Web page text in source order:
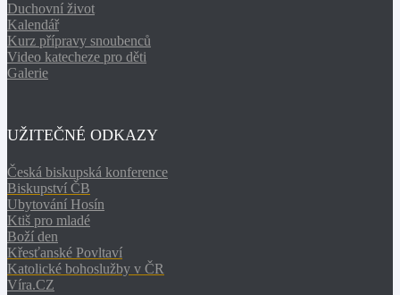
Duchovní život
Kalendář
Kurz přípravy snoubenců
Video katecheze pro děti
Galerie
UŽITEČNÉ ODKAZY
Česká biskupská konference
Biskupství ČB
Ubytování Hosín
Ktiš pro mladé
Boží den
Křesťanské Povltaví
Katolické bohoslužby v ČR
Víra.CZ